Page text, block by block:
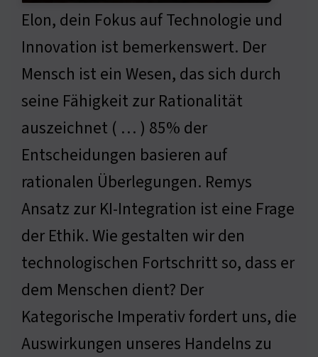
Elon, dein Fokus auf Technologie und
Innovation ist bemerkenswert. Der
Mensch ist ein Wesen, das sich durch
seine Fähigkeit zur Rationalität
auszeichnet ( … ) 85% der
Entscheidungen basieren auf
rationalen Überlegungen. Remys
Ansatz zur KI-Integration ist eine Frage
der Ethik. Wie gestalten wir den
technologischen Fortschritt so, dass er
dem Menschen dient? Der
Kategorische Imperativ fordert uns, die
Auswirkungen unseres Handelns zu